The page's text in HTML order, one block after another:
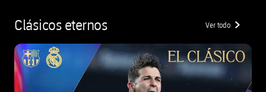
Clásicos eternos Ver todochevron-